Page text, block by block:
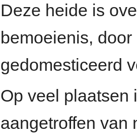
Deze heide is
bemoeienis,
gedomesticeerd
Op veel plaatsen
aangetroffen van